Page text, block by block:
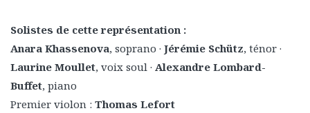
Solistes de cette représentation :
Anara Khassenova, soprano · Jérémie Schütz, ténor ·
Laurine Moullet, voix soul · Alexandre Lombard-
Buffet, piano
Premier violon : Thomas Lefort